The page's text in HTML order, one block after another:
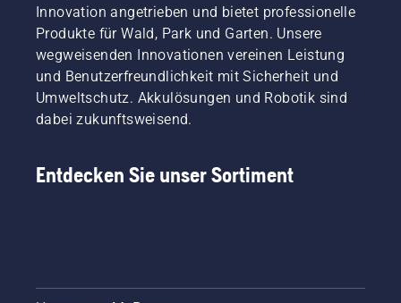
Innovation angetrieben und bietet professionelle
Produkte für Wald, Park und Garten. Unsere
wegweisenden Innovationen vereinen Leistung
und Benutzerfreundlichkeit mit Sicherheit und
Umweltschutz. Akkulösungen und Robotik sind
dabei zukunftsweisend.
Entdecken Sie unser Sortiment